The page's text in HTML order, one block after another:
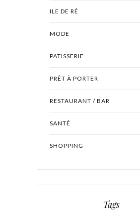
ILE DE RÉ
MODE
PATISSERIE
PRÊT À PORTER
RESTAURANT / BAR
SANTÉ
SHOPPING
Tags